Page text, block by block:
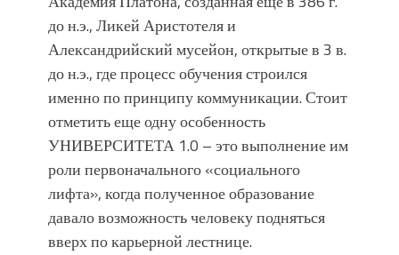
до н.э., Ликей Аристотеля и
Александрийский мусейон, открытые в 3 в.
до н.э., где процесс обучения строился
именно по принципу коммуникации. Стоит
отметить еще одну особенность
УНИВЕРСИТЕТА 1.0 – это выполнение им
роли первоначального «социального
лифта», когда полученное образование
давало возможность человеку подняться
вверх по карьерной лестнице.